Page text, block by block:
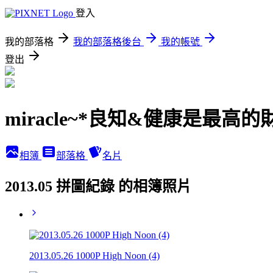
登入
我的部落格 我的部落格後台
我的帳號
登出
miracle~*良知&健康是最高的
相簿 部落格 名片
2013.05 拼圖紀錄 的相簿照片
2013.05.26 1000P High Noon (4)